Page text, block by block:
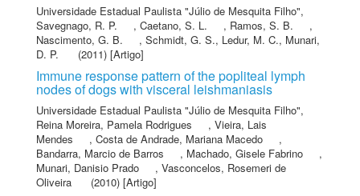
Universidade Estadual Paulista "Júlio de Mesquita Filho",
Savegnago, R. P.
, Caetano, S. L. , Ramos, S. B.
,
Nascimento, G. B.
, Schmidt, G. S., Ledur, M. C., Munari,
D. P.
(2011) [Artigo]
Immune response pattern of the popliteal lymph
nodes of dogs with visceral leishmaniasis
Universidade Estadual Paulista "Júlio de Mesquita Filho",
Reina Moreira, Pamela Rodrigues
, Vieira, Lais
Mendes
, Costa de Andrade, Mariana Macedo
,
Bandarra, Marcio de Barros
, Machado, Gisele Fabrino
,
Munari, Danisio Prado
, Vasconcelos, Rosemeri de
Oliveira
(2010) [Artigo]